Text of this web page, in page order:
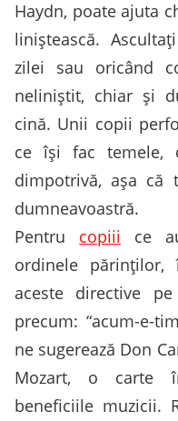
Haydn, poate ajuta
liniștească.
zilei sau oricând
neliniștit, chiar și
cină. Unii copii
ce își fac temele,
dimpotrivă, așa că
dumneavoastră.
Pentru copiii ce
ordinele părinților,
aceste directive
precum: “acum-e-
ne sugerează Don
Mozart, o carte
beneficiile muzicii.